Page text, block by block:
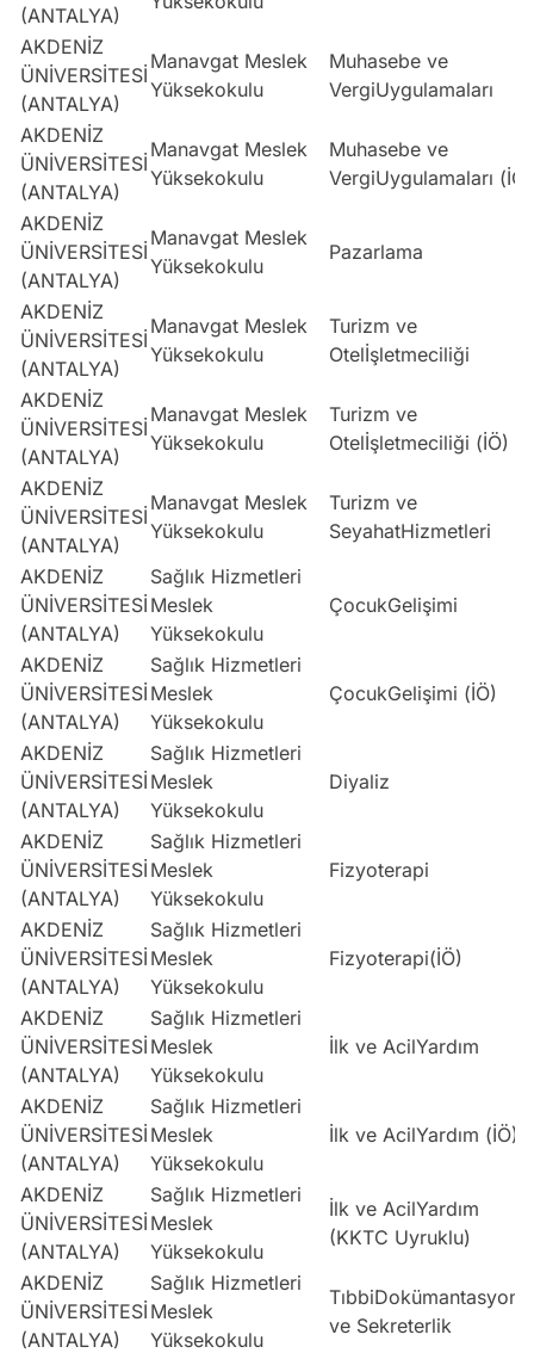
(ANTALYA)
AKDENİZ
ÜNİVERSİTESİ
(ANTALYA)
Manavgat Meslek
Yüksekokulu
Muhasebe ve
VergiUygulamaları
AKDENİZ
ÜNİVERSİTESİ
(ANTALYA)
Manavgat Meslek
Yüksekokulu
Muhasebe ve
VergiUygulamaları (İÖ)
AKDENİZ
ÜNİVERSİTESİ
(ANTALYA)
Manavgat Meslek
Yüksekokulu
Pazarlama
AKDENİZ
ÜNİVERSİTESİ
(ANTALYA)
Manavgat Meslek
Yüksekokulu
Turizm ve
Otelİşletmeciliği
AKDENİZ
ÜNİVERSİTESİ
(ANTALYA)
Manavgat Meslek
Yüksekokulu
Turizm ve
Otelİşletmeciliği (İÖ)
AKDENİZ
ÜNİVERSİTESİ
(ANTALYA)
Manavgat Meslek
Yüksekokulu
Turizm ve
SeyahatHizmetleri
AKDENİZ
ÜNİVERSİTESİ
(ANTALYA)
Sağlık Hizmetleri
Meslek
Yüksekokulu
ÇocukGelişimi
AKDENİZ
ÜNİVERSİTESİ
(ANTALYA)
Sağlık Hizmetleri
Meslek
Yüksekokulu
ÇocukGelişimi (İÖ)
AKDENİZ
ÜNİVERSİTESİ
(ANTALYA)
Sağlık Hizmetleri
Meslek
Yüksekokulu
Diyaliz
AKDENİZ
ÜNİVERSİTESİ
(ANTALYA)
Sağlık Hizmetleri
Meslek
Yüksekokulu
Fizyoterapi
AKDENİZ
ÜNİVERSİTESİ
(ANTALYA)
Sağlık Hizmetleri
Meslek
Yüksekokulu
Fizyoterapi(İÖ)
AKDENİZ
ÜNİVERSİTESİ
(ANTALYA)
Sağlık Hizmetleri
Meslek
Yüksekokulu
İlk ve AcilYardım
AKDENİZ
ÜNİVERSİTESİ
(ANTALYA)
Sağlık Hizmetleri
Meslek
Yüksekokulu
İlk ve AcilYardım (İÖ)
AKDENİZ
ÜNİVERSİTESİ
(ANTALYA)
Sağlık Hizmetleri
Meslek
Yüksekokulu
İlk ve AcilYardım
(KKTC Uyruklu)
AKDENİZ
ÜNİVERSİTESİ
(ANTALYA)
Sağlık Hizmetleri
Meslek
Yüksekokulu
TıbbiDokümantasyon
ve Sekreterlik